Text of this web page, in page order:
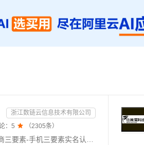
浙江数链云信息技术有限公司
： 5  （2305条）